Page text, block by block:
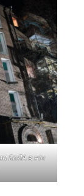
БпЛА в ніч